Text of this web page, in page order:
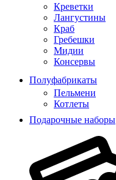
Креветки
Лангустины
Краб
Гребешки
Мидии
Консервы
Полуфабрикаты
Пельмени
Котлеты
Подарочные наборы